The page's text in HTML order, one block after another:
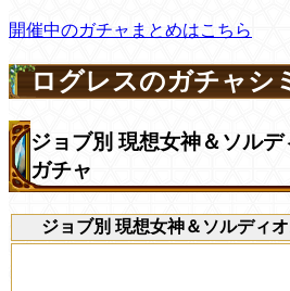
開催中のガチャまとめはこちら
ログレスのガチャシ
ジョブ別 現想女神＆ソル
ガチャ
ジョブ別 現想女神＆ソルディ